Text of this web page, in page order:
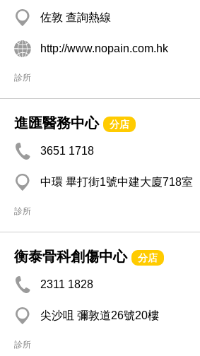
佐敦 查詢熱線
http://www.nopain.com.hk
診所
進匯醫務中心 分店
3651 1718
中環 畢打街1號中建大廈718室
診所
衡泰骨科創傷中心 分店
2311 1828
尖沙咀 彌敦道26號20樓
診所